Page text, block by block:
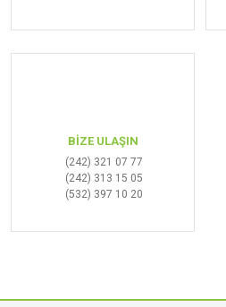
BİZE ULAŞIN
(242) 321 07 77
(242) 313 15 05
(532) 397 10 20